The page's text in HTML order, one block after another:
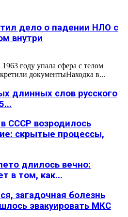
дело о падении НЛО с
внутри
году упала сфера с телом
документыНаходка в...
длинных слов русского
СССР возродилось
скрытые процессы,
длилось вечно:
в том, как...
загадочная болезнь
эвакуировать МКС